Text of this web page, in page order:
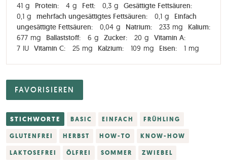
41 g Protein: 4 g Fett: 0,3 g
Gesättigte Fettsäuren:
0,1 g mehrfach ungesättigtes Fettsäuren: 0,1 g
Einfach
ungesättigte Fettsäuren:
0,04 g Natrium: 233 mg
Kalium:
677 mg Ballaststoff: 6 g Zucker: 20 g
Vitamin A:
7 IU Vitamin C: 25 mg Kalzium: 109 mg Eisen: 1 mg
FAVORISIEREN
STICHWORTE BASIC EINFACH FRÜHLING
GLUTENFREI HERBST HOW-TO KNOW-HOW
LAKTOSEFREI ÖLFREI SOMMER ZWIEBEL